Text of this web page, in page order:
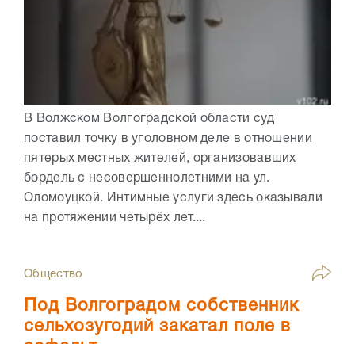
В Волжском Волгоградской области суд
поставил точку в уголовном деле в отношении
пятерых местных жителей, организовавших
бордель с несовершеннолетними на ул.
Оломоуцкой. Интимные услуги здесь оказывали
на протяжении четырёх лет....
Общество
Под Волгоградом собственник
сельхозугодий закатал поле в